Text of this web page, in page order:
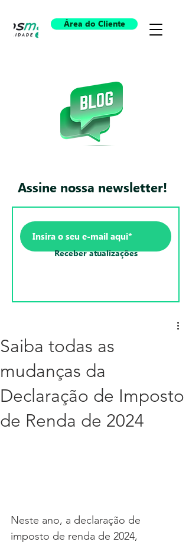
Área do Cliente
Assine nossa newsletter!
Receber atualizações
Saiba todas as
mudanças da
Declaração de Imposto
de Renda de 2024
Neste ano, a declaração de
imposto de renda de 2024,